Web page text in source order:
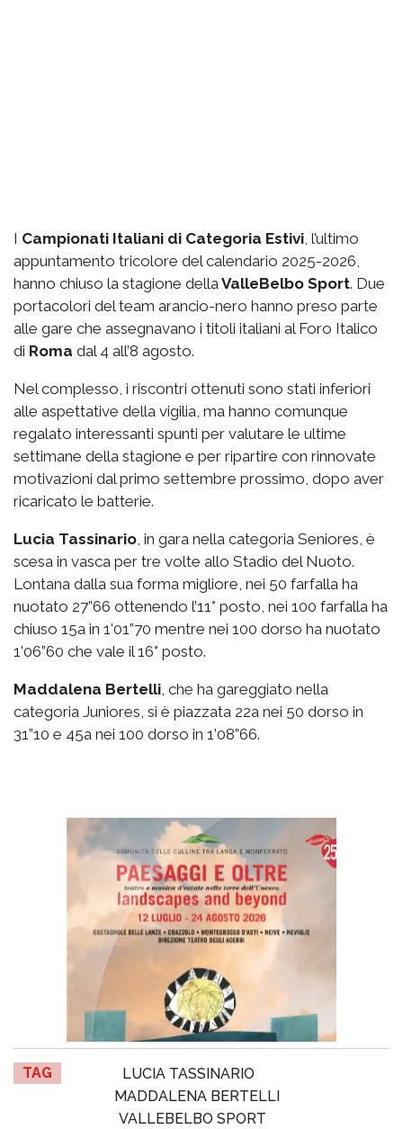
I Campionati Italiani di Categoria Estivi , l’ultimo
appuntamento tricolore del calendario 2025-2026,
hanno chiuso la stagione dellaValleBelbo Sport. Due
portacolori del team arancio-nero hanno preso parte
alle gare che assegnavano i titoli italiani al Foro Italico
di Roma dal 4 all’8 agosto.
Nel complesso, i riscontri ottenuti sono stati inferiori
alle aspettative della vigilia, ma hanno comunque
regalato interessanti spunti per valutare le ultime
settimane della stagione e per ripartire con rinnovate
motivazioni dal primo settembre prossimo, dopo aver
ricaricato le batterie.
Lucia Tassinario , in gara nella categoria Seniores, è
scesa in vasca per tre volte allo Stadio del Nuoto.
Lontana dalla sua forma migliore, nei 50 farfalla ha
nuotato 27”66 ottenendo l’11° posto, nei 100 farfalla ha
chiuso 15a in 1’01”70 mentre nei 100 dorso ha nuotato
1’06”60 che vale il 16° posto.
Maddalena Bertelli , che ha gareggiato nella
categoria Juniores, si è piazzata 22a nei 50 dorso in
31”10 e 45a nei 100 dorso in 1’08”66.
TAG
LUCIA TASSINARIO
MADDALENA BERTELLI
VALLEBELBO SPORT